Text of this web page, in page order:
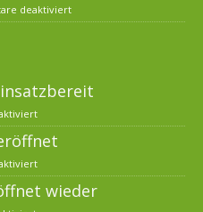
deaktiviert
wieder